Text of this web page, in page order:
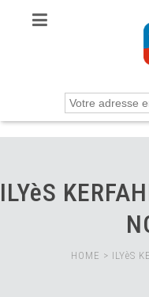
ILYèS
HOME > ILYèS